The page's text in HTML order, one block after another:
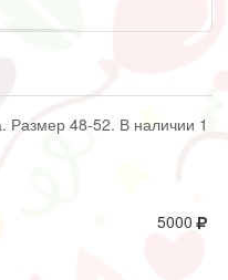
Размер 48-52. В наличии 1
5000